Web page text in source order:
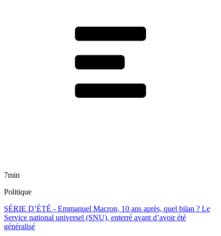
7min
Politique
SÉRIE D’ÉTÉ - Emmanuel Macron, 10 ans après, quel bilan ? Le
Service national universel (SNU), enterré avant d’avoir été
généralisé